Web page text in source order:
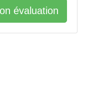
évaluation